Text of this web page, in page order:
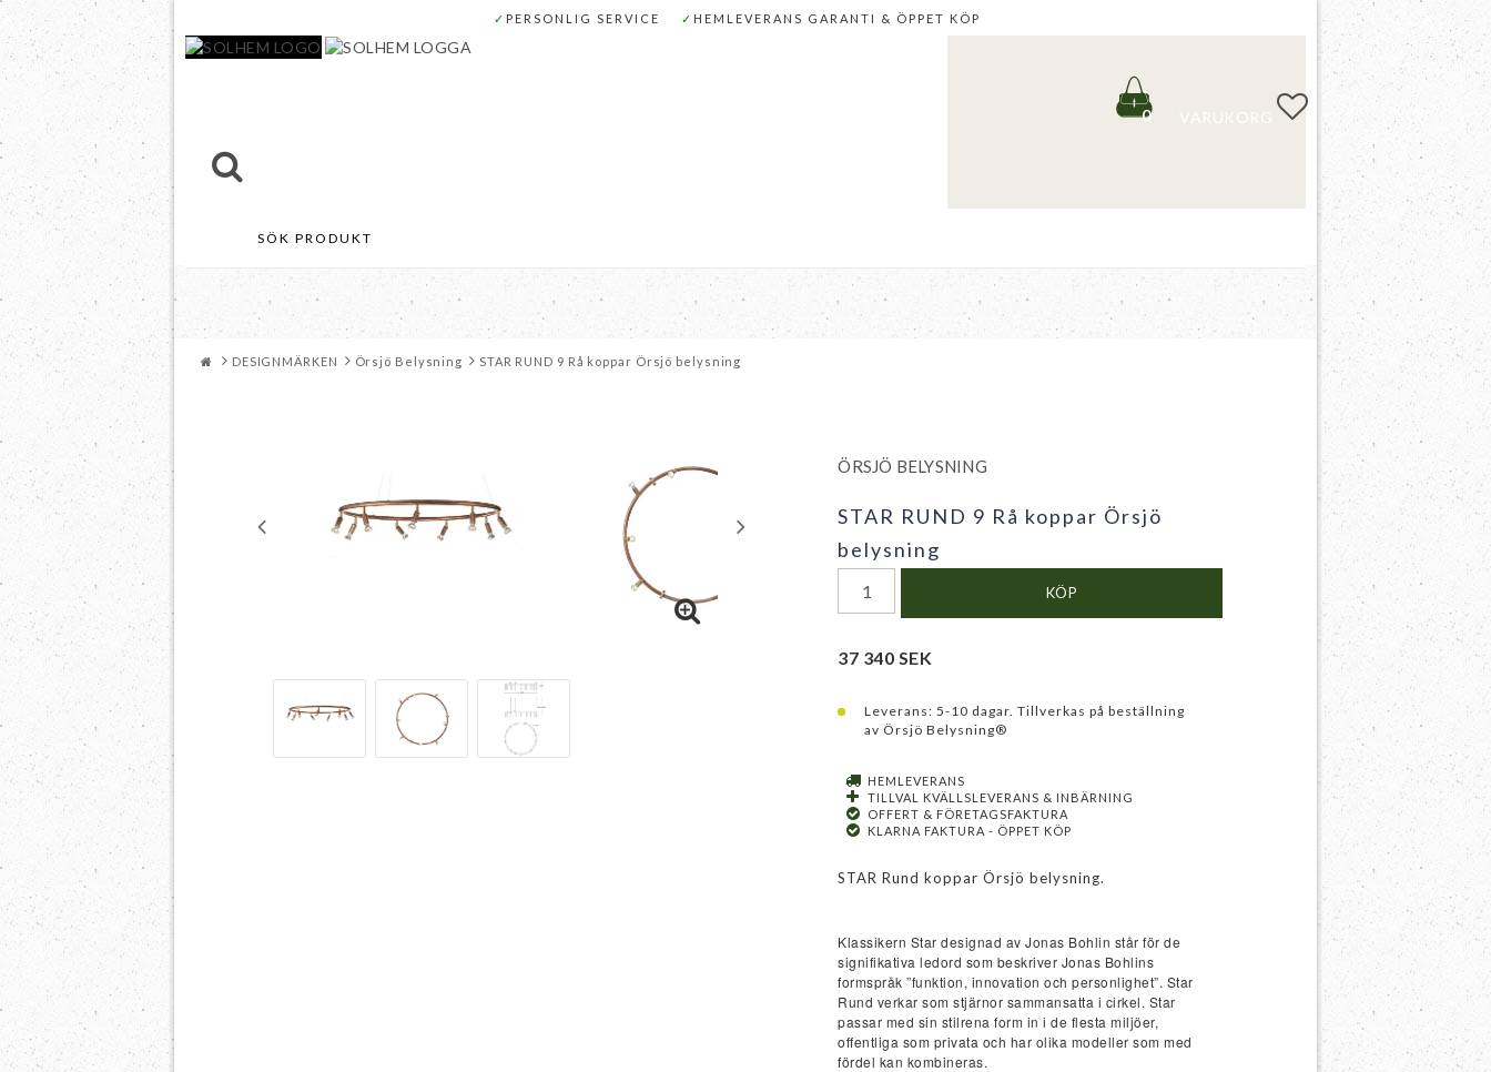
✓ PERSONLIG SERVICE ✓ HEMLEVERANS GARANTI & ÖPPET KÖP
0 VARUKORG
MÖBLER
DESIGNMÄRKEN Örsjö Belysning STAR RUND 9 Rå koppar Örsjö belysning
ÖRSJÖ BELYSNING
STAR RUND 9 Rå koppar Örsjö
belysning
KÖP
37 340 SEK
Leverans:5-10 dagar. Tillverkas på beställning
av Örsjö Belysning®
HEMLEVERANS
TILLVAL KVÄLLSLEVERANS & INBÄRNING
OFFERT & FÖRETAGSFAKTURA
KLARNA FAKTURA - ÖPPET KÖP
STAR Rund koppar Örsjö belysning.
Klassikern Star designad av Jonas Bohlin står för de
signifikativa ledord som beskriver Jonas Bohlins
formspråk ”funktion, innovation och personlighet”. Star
Rund verkar som stjärnor sammansatta i cirkel. Star
passar med sin stilrena form in i de flesta miljöer,
offentliga som privata och har olika modeller som med
fördel kan kombineras.